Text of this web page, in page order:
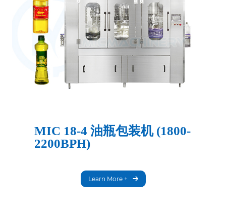
MIC 18-4 油瓶包装机 (1800-
2200BPH)
Learn More +